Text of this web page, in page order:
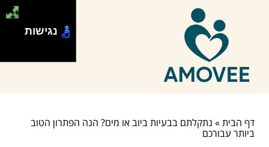
דף הבית» נתקלתם בבעיות ביוב או מים? הנה הפתרון הטוב
ביותר עבורכם
נגישות